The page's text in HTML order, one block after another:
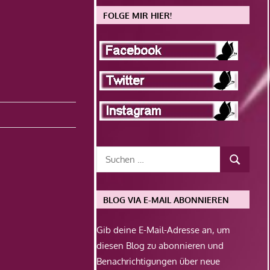
FOLGE MIR HIER!
BLOG VIA E-MAIL ABONNIEREN
Gib deine E-Mail-Adresse an, um
diesen Blog zu abonnieren und
Benachrichtigungen über neue